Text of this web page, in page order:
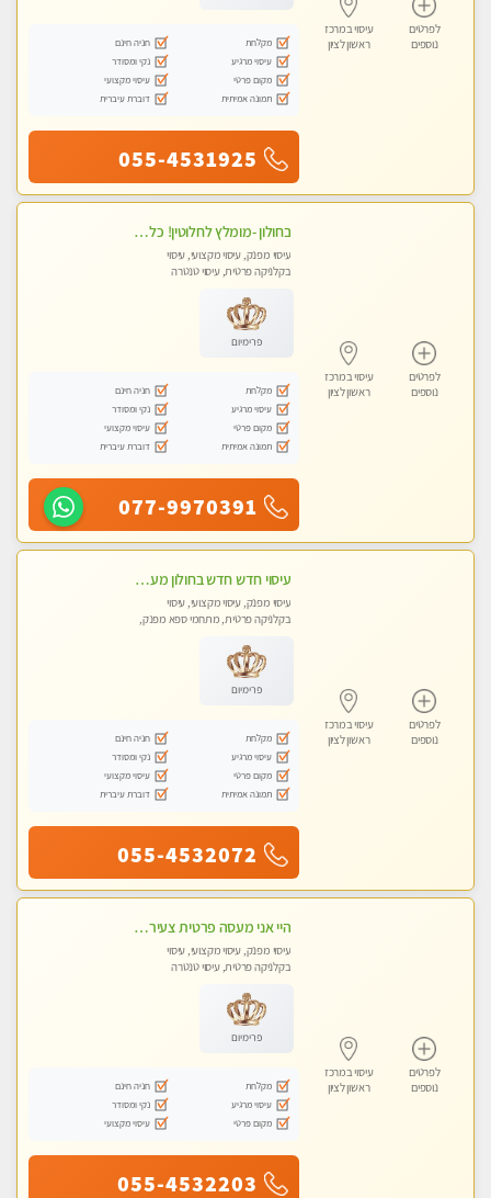
לפרטים
נוספים
עיסוי במרכז
ראשון לציון
מקלחת
חניה חינם
עיסוי מרגיע
נקי ומסודר
מקום פרטי
עיסוי מקצועי
תמונה אמיתית
דוברת עיברית
055-4531925
לפרטים
נוספים
עיסוי במרכז
ראשון לציון
בחולון -מומלץ לחלוטין! כל סוגי העיסויים מעסה מקצועית ואיכותית פרטי!!!
עיסוי מפנק, עיסוי מקצועי, עיסוי
בקלניקה פרטית, עיסוי טנטרה
פרימיום
מקלחת
חניה חינם
עיסוי מרגיע
נקי ומסודר
מקום פרטי
עיסוי מקצועי
תמונה אמיתית
דוברת עיברית
077-9970391
לפרטים
נוספים
עיסוי במרכז
ראשון לציון
עיסוי חדש חדש בחולון מעסות חדשות ומקצועיות בקליניקה פרטית.
עיסוי מפנק, עיסוי מקצועי, עיסוי
בקלניקה פרטית, מתחמי ספא מפנק,
פרימיום
מקלחת
חניה חינם
עיסוי מרגיע
נקי ומסודר
מקום פרטי
עיסוי מקצועי
תמונה אמיתית
דוברת עיברית
055-4532072
לפרטים
נוספים
עיסוי במרכז
ראשון לציון
היי אני מעסה פרטית צעירה במרכז העיר בראשון לציון
עיסוי מפנק, עיסוי מקצועי, עיסוי
בקלניקה פרטית, עיסוי טנטרה
פרימיום
מקלחת
חניה חינם
עיסוי מרגיע
נקי ומסודר
מקום פרטי
עיסוי מקצועי
055-4532203